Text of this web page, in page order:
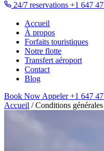
24/7 reservations +1 647
Accueil
À propos
Forfaits touristiques
Notre flotte
Transfert aéroport
Contact
Blog
Book Now Appeler+1 647
Accueil / Conditions générales